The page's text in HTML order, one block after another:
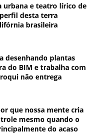
urbana e teatro lírico de
desta terra
brasileira
desenhando plantas
do BIM e trabalha com
não entrega
que nossa mente cria
mesmo quando o
do acaso